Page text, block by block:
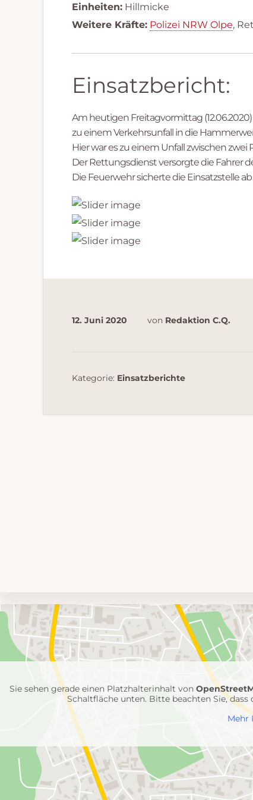
Einheiten: Hillmicke
Weitere Kräfte: Polizei NRW Olpe,
Einsatzbericht:
Am heutigen Freitagvormittag
zu einem Verkehrsunfall in die
Hier war es zu einem Unfall zwischen
Der Rettungsdienst versorgte die Fahrer
Die Feuerwehr sicherte die Einsatzstelle
12. Juni 2020 von Redaktion C.Q.
Kategorie: Einsatzberichte
Umgebungskarte
mit
Feuerwehr-
Einheiten
Sie sehen gerade einen Platzhalterinhalt von
Schaltfläche unten. Bitte beachten Sie,
Mehr